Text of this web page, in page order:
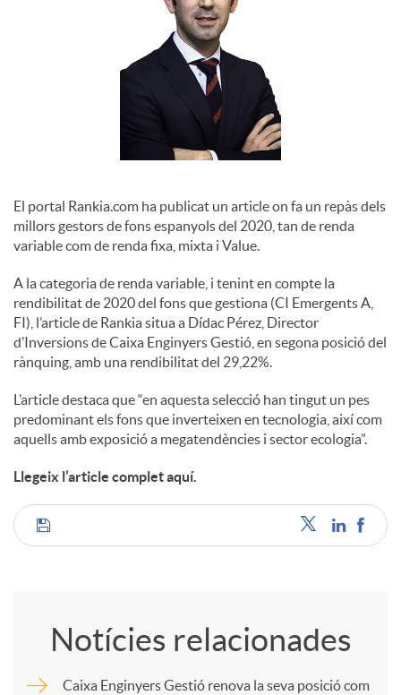
l
s
El portal Rankia.com ha publicat un article on fa un repàs dels
millors gestors de fons espanyols del 2020, tan de renda
variable com de renda fixa, mixta i Value.
A la categoria de renda variable, i tenint en compte la
rendibilitat de 2020 del fons que gestiona (CI Emergents A,
FI), l’article de Rankia situa a Dídac Pérez, Director
d’Inversions de Caixa Enginyers Gestió, en segona posició del
rànquing, amb una rendibilitat del 29,22%.
L’article destaca que “en aquesta selecció han tingut un pes
predominant els fons que inverteixen en tecnologia, així com
aquells amb exposició a megatendències i sector ecologia”.
Llegeix l’article complet aquí.
C
m
Notícies relacionades
Caixa Enginyers Gestió renova la seva posició com